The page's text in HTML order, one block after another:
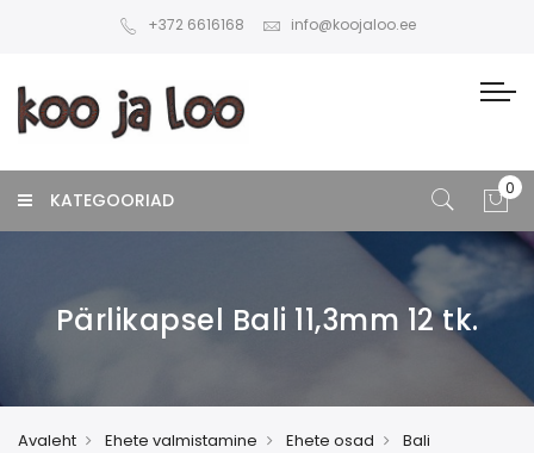
+372 6616168 info@koojaloo.ee
KATEGOORIAD
Pärlikapsel Bali 11,3mm 12 tk.
Avaleht Ehete valmistamine Ehete osad
Bali